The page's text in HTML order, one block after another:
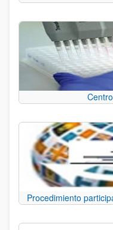
Procedimiento